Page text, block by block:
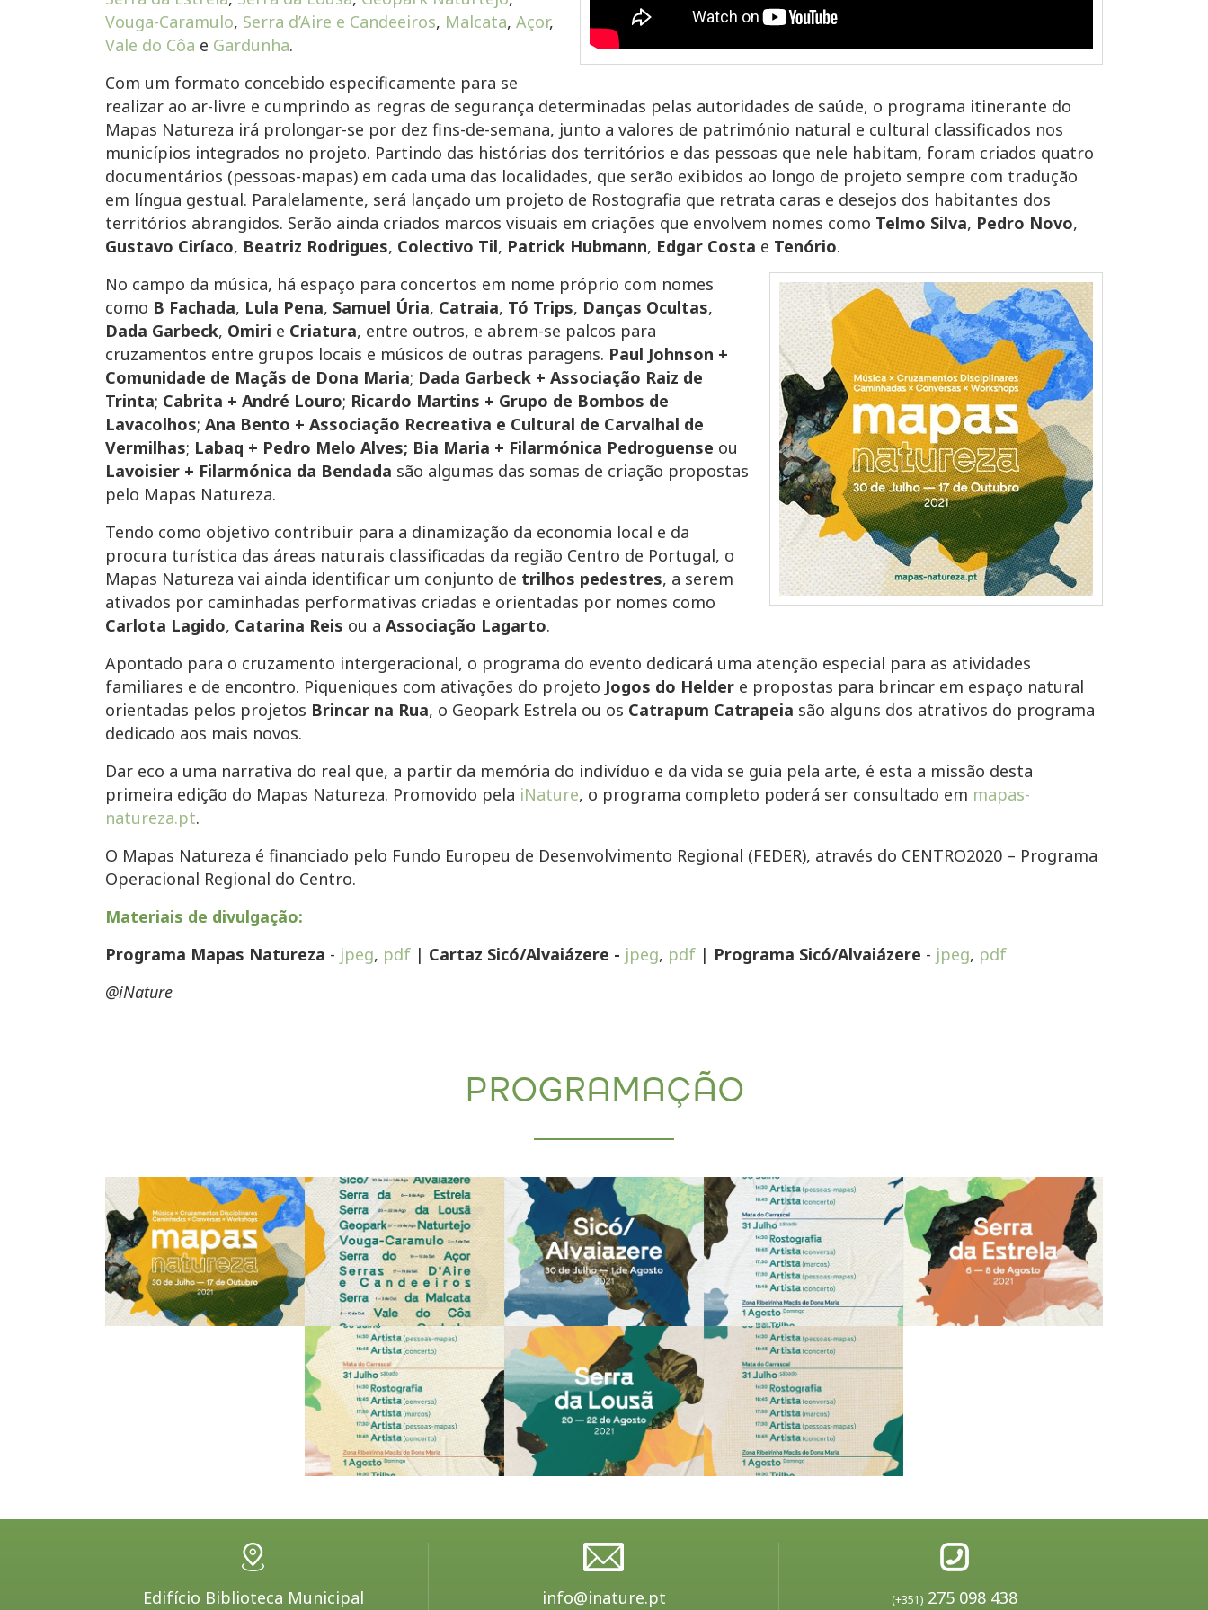
Vouga-Caramulo, Serra d’Aire e Candeeiros, Malcata, Açor,
Vale do Côa e Gardunha.
Com um formato concebido especificamente para se
realizar ao ar-livre e cumprindo as regras de segurança determinadas pelas autoridades de saúde, o programa itinerante do
Mapas Natureza irá prolongar-se por dez fins-de-semana, junto a valores de património natural e cultural classificados nos
municípios integrados no projeto. Partindo das histórias dos territórios e das pessoas que nele habitam, foram criados quatro
documentários (pessoas-mapas) em cada uma das localidades, que serão exibidos ao longo de projeto sempre com tradução
em língua gestual. Paralelamente, será lançado um projeto de Rostografia que retrata caras e desejos dos habitantes dos
territórios abrangidos. Serão ainda criados marcos visuais em criações que envolvem nomes como Telmo Silva, Pedro Novo,
Gustavo Ciríaco, Beatriz Rodrigues, Colectivo Til, Patrick Hubmann, Edgar Costa e Tenório.
No campo da música, há espaço para concertos em nome próprio com nomes
como B Fachada, Lula Pena, Samuel Úria, Catraia, Tó Trips, Danças Ocultas,
Dada Garbeck, Omiri e Criatura, entre outros, e abrem-se palcos para
cruzamentos entre grupos locais e músicos de outras paragens. Paul Johnson +
Comunidade de Maçãs de Dona Maria; Dada Garbeck + Associação Raiz de
Trinta; Cabrita + André Louro; Ricardo Martins + Grupo de Bombos de
Lavacolhos; Ana Bento + Associação Recreativa e Cultural de Carvalhal de
Vermilhas; Labaq + Pedro Melo Alves; Bia Maria + Filarmónica Pedroguense ou
Lavoisier + Filarmónica da Bendada são algumas das somas de criação propostas
pelo Mapas Natureza.
Tendo como objetivo contribuir para a dinamização da economia local e da
procura turística das áreas naturais classificadas da região Centro de Portugal, o
Mapas Natureza vai ainda identificar um conjunto de trilhos pedestres, a serem
ativados por caminhadas performativas criadas e orientadas por nomes como
Carlota Lagido, Catarina Reis ou a Associação Lagarto.
Apontado para o cruzamento intergeracional, o programa do evento dedicará uma atenção especial para as atividades
familiares e de encontro. Piqueniques com ativações do projeto Jogos do Helder e propostas para brincar em espaço natural
orientadas pelos projetos Brincar na Rua, o Geopark Estrela ou os Catrapum Catrapeia são alguns dos atrativos do programa
dedicado aos mais novos.
Dar eco a uma narrativa do real que, a partir da memória do indivíduo e da vida se guia pela arte, é esta a missão desta
primeira edição do Mapas Natureza. Promovido pela iNature, o programa completo poderá ser consultado em mapas-
natureza.pt.
O Mapas Natureza é financiado pelo Fundo Europeu de Desenvolvimento Regional (FEDER), através do CENTRO2020 – Programa
Operacional Regional do Centro.
Materiais de divulgação:
Programa Mapas Natureza - jpeg, pdf | Cartaz Sicó/Alvaiázere - jpeg, pdf | Programa Sicó/Alvaiázere - jpeg, pdf
@iNature
PROGRAMAÇÃO
Edifício Biblioteca Municipal info@inature.pt (+351) 275 098 438